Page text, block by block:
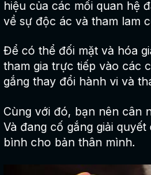
hiệu của các mối quan hệ
về sự độc ác và tham lam
Để có thể đối mặt và hóa
tham gia trực tiếp vào các
gắng thay đổi hành vi và
Cùng với đó, bạn nên cân
Và đang cố gắng giải
bình cho bản thân mình.